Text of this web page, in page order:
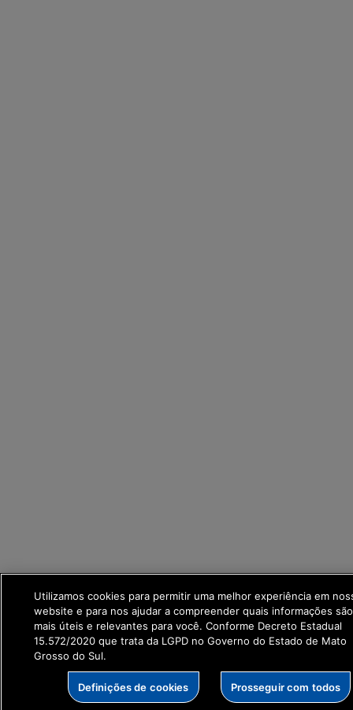
Utilizamos cookies para permitir uma melhor experiência em
website e para nos ajudar a compreender quais informações são
mais úteis e relevantes para você. Conforme Decreto Estadual
15.572/2020 que trata da LGPD no Governo do Estado de Mato
Grosso do Sul.
Definições de cookies Prosseguir com todos